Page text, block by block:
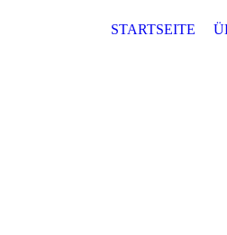
STARTSEITE